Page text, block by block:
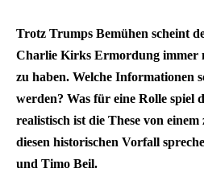
Trotz Trumps Bemühen scheint
Charlie Kirks Ermordung immer
zu haben. Welche Informationen
werden? Was für eine Rolle spiel
realistisch ist die These von
diesen historischen Vorfall
und Timo Beil.